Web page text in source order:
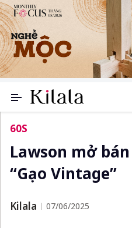
60S
Lawson mở
“Gạo Vintage”
Kilala 07/06/2025